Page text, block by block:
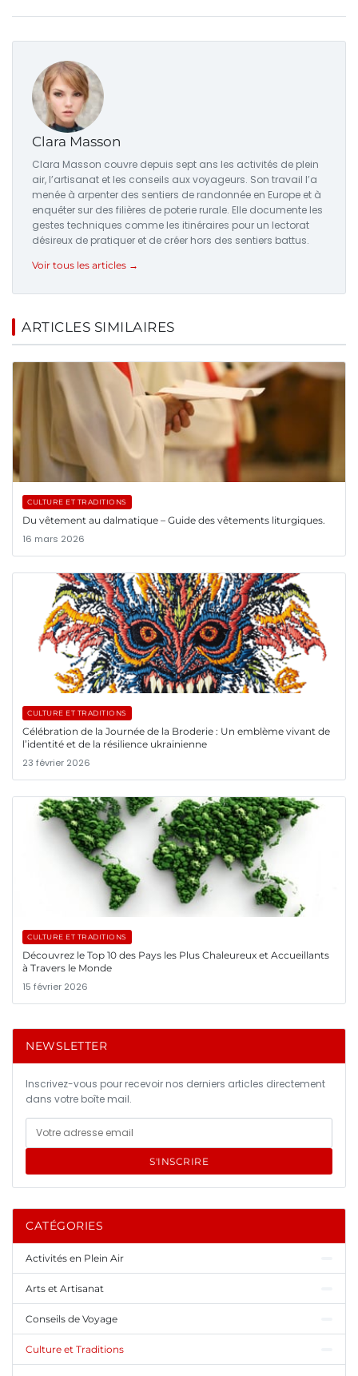
Clara Masson
Clara Masson couvre depuis sept ans les activités de plein
air, l’artisanat et les conseils aux voyageurs. Son travail l’a
menée à arpenter des sentiers de randonnée en Europe et à
enquêter sur des filières de poterie rurale. Elle documente les
gestes techniques comme les itinéraires pour un lectorat
désireux de pratiquer et de créer hors des sentiers battus.
Voir tous les articles →
ARTICLES SIMILAIRES
CULTURE ET TRADITIONS
Du vêtement au dalmatique – Guide des vêtements liturgiques.
16 mars 2026
CULTURE ET TRADITIONS
Célébration de la Journée de la Broderie : Un emblème vivant de
l’identité et de la résilience ukrainienne
23 février 2026
CULTURE ET TRADITIONS
Découvrez le Top 10 des Pays les Plus Chaleureux et Accueillants
à Travers le Monde
15 février 2026
NEWSLETTER
Inscrivez-vous pour recevoir nos derniers articles directement
dans votre boîte mail.
S'INSCRIRE
CATÉGORIES
Activités en Plein Air
Arts et Artisanat
Conseils de Voyage
Culture et Traditions